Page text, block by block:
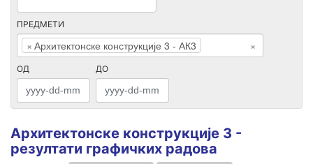
ПРЕДМЕТИ
×
× Архитектонске конструкције 3 - АК3
ОД ДО
Архитектонске конструкције 3 -
резултати графичких радова